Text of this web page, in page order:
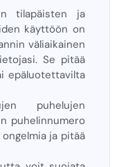
tilapäisten ja
käyttöön on
väliaikainen
Se pitää
epäluotettavilta
puhelujen
puhelinnumero
ja pitää